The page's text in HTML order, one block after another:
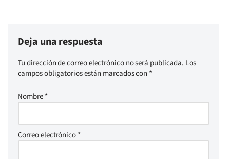
Deja una respuesta
Tu dirección de correo electrónico no será publicada. Los
campos obligatorios están marcados con *
Nombre*
Correo electrónico*